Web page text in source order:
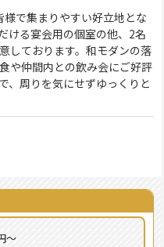
で集まりやすい好立地とな
ける宴会用の個室の他、2名
しております。和モダンの落
や仲間内との飲み会にご好評
、周りを気にせずゆっくりと
～